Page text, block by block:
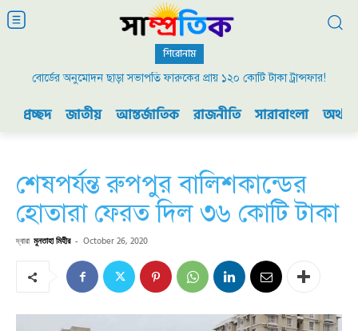
শিরোনাম
বোর্ডের অনুমোদন ছাড়া সভাপতি ফারুকের প্রায় ১২০ কোটি টাকা ট্রান্সফার!
প্রচ্ছদ জাতীয় আন্তর্জাতিক রাজনীতি সারাবাংলা
শেষপর্যন্ত রুপপুর বালিশকান্ডের
হোতারা ফেরত দিল ৩৬ কোটি টাকা
দ্বারা মুনতাহা মিহীর - October 26, 2020